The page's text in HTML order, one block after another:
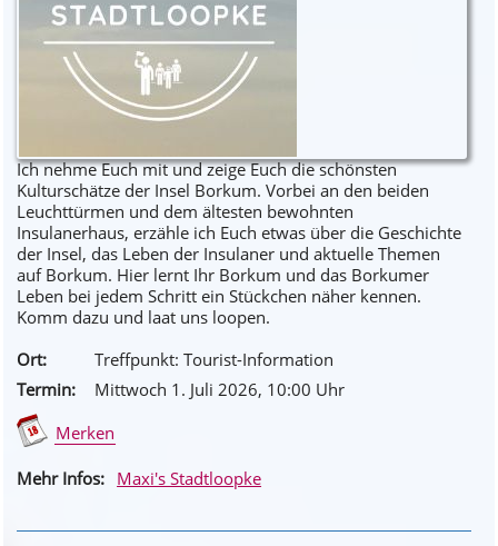
Ich nehme Euch mit und zeige Euch die schönsten
Kulturschätze der Insel Borkum. Vorbei an den beiden
Leuchttürmen und dem ältesten bewohnten
Insulanerhaus, erzähle ich Euch etwas über die Geschichte
der Insel, das Leben der Insulaner und aktuelle Themen
auf Borkum. Hier lernt Ihr Borkum und das Borkumer
Leben bei jedem Schritt ein Stückchen näher kennen.
Komm dazu und laat uns loopen.
Ort:
Treffpunkt: Tourist-Information
Termin:
Mittwoch 1. Juli 2026, 10:00 Uhr
Merken
Mehr Infos: Maxi's Stadtloopke